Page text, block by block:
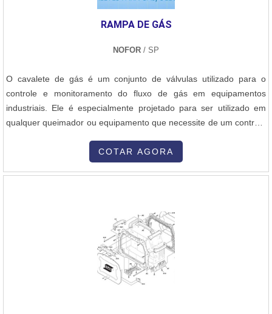
RAMPA DE GÁS
NOFOR / SP
O cavalete de gás é um conjunto de válvulas utilizado para o
controle e monitoramento do fluxo de gás em equipamentos
industriais. Ele é especialmente projetado para ser utilizado em
qualquer queimador ou equipamento que necessite de um controle
nacional desde 1965, é líder na fabricação e fornecimento de
reguladores de pressão de óleo e gás, válvulas para óleo, ar e gás,
entre muitos outros produtos. A Nofor também executa projetos de
peças e queimadores especiais de acordo com a necessidade do
cliente. A Nofor se destaca pelo bom atendimento e está sempre
disponível para atender às solicitações dos seus clientes.
COTAR AGORA